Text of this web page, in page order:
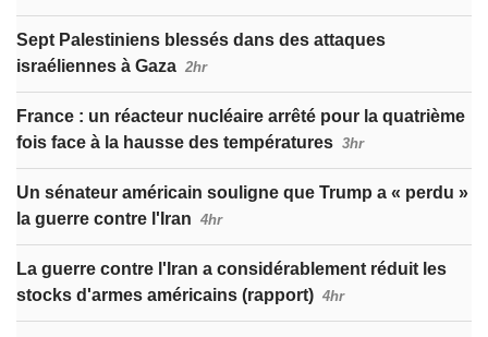
Sept Palestiniens blessés dans des attaques
israéliennes à Gaza 2hr
France : un réacteur nucléaire arrêté pour la quatrième
fois face à la hausse des températures 3hr
Un sénateur américain souligne que Trump a « perdu »
la guerre contre l'Iran 4hr
La guerre contre l'Iran a considérablement réduit les
stocks d'armes américains (rapport) 4hr